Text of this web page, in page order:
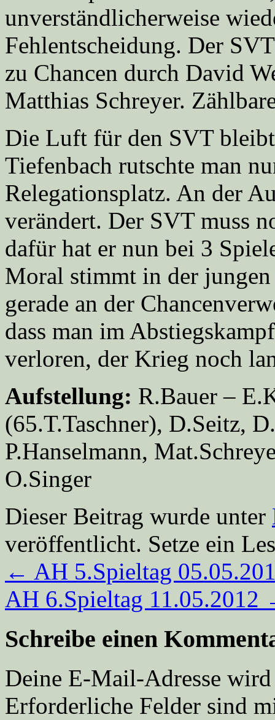
unverständlicherweise
Fehlentscheidung. Der
zu Chancen durch David
Matthias Schreyer.
Die Luft für den SVT
Tiefenbach rutschte man
Relegationsplatz. An der
verändert. Der SVT muss
dafür hat er nun bei 3
Moral stimmt in der
gerade an der
dass man im
verloren, der Krieg noch
Aufstellung: R.Bauer –
(65.T.Taschner), D.Seitz,
P.Hanselmann,
O.Singer
Dieser Beitrag wurde unter
veröffentlicht. Setze ein
← AH 5.Spieltag
AH 6.Spieltag 11.05.2012
Schreibe einen
Deine E-Mail-Adresse
Erforderliche Felder sind